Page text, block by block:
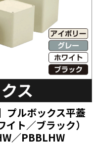
ルボックス平蓋
イト／ブラック）
／PBBLHW